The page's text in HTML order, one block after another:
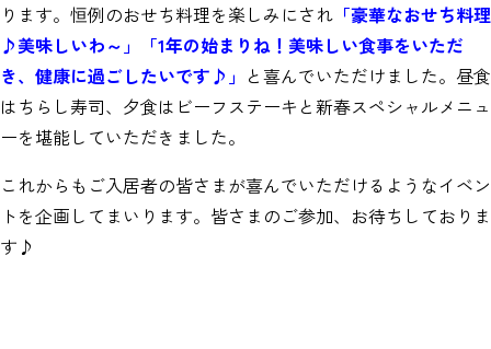
ります。恒例のおせち料理を楽しみにされ 「豪華なおせち料理
♪美味しいわ～」「1年の始まりね！美味しい食事をいただ
き、健康に過ごしたいです♪」 と喜んでいただけました。昼食
はちらし寿司、夕食はビーフステーキと新春スペシャルメニュ
ーを堪能していただきました。
これからもご入居者の皆さまが喜んでいただけるようなイベン
トを企画してまいります。皆さまのご参加、お待ちしておりま
す♪